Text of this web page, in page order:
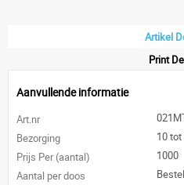
Artikel
Print
Aanvullende informatie
Art.nr
Bezorging
10
Prijs Per (aantal)
1000
Aantal per doos